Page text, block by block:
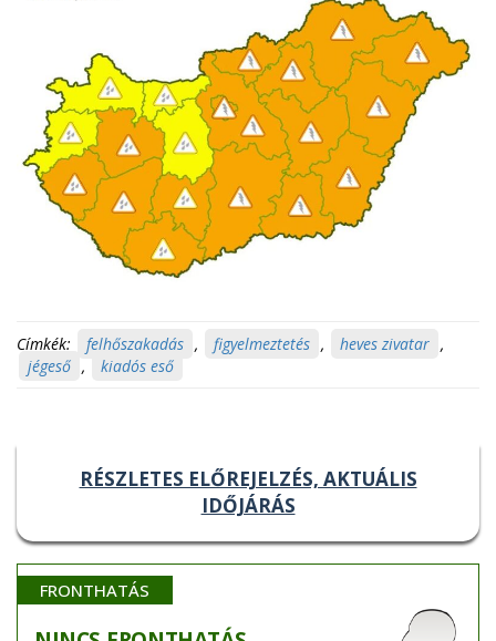
Címkék: felhőszakadás , figyelmeztetés , heves zivatar ,
jégeső , kiadós eső
RÉSZLETES ELŐREJELZÉS, AKTUÁLIS
IDŐJÁRÁS
FRONTHATÁS